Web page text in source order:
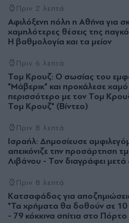
Πριν 2 λεπτά
Αφιλόξενη πόλη η Αθήνα για
χαμηλότερες θέσεις της
Η βαθμολογία και τα μείον
Πριν 6 λεπτά
Τομ Κρουζ: Ο σωσίας του
"Μάβερικ" και προκάλεσε χαμό
περισσότερο με τον Τομ
Τομ Κρουζ" (Βίντεο)
Πριν 8 λεπτά
Ισραήλ: Δημοσίευσε
απεικόνιζε την προσάρτηση
Λιβάνου - Τον διαγράφει μετά
Πριν 8 λεπτά
Kατσαφάδος για
"Τα χρήματα θα δοθούν σε
- 79 κόκκινα σπίτια στο Πόρτο